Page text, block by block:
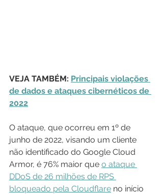
VEJA TAMBÉM: Principais violações
de dados e ataques cibernéticos de
2022
O ataque, que ocorreu em 1º de
junho de 2022, visando um cliente
não identificado do Google Cloud
Armor, é 76% maior que o ataque
DDoS de 26 milhões de RPS
bloqueado pela Cloudflare no início